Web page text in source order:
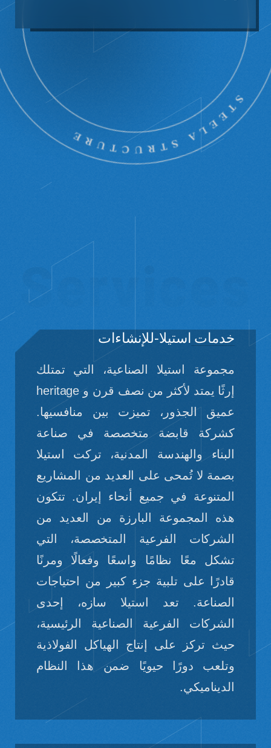
Services
خدمات استیلا-للإنشاءات
مجموعة استيلا الصناعية، التي تمتلك
إرثًا يمتد لأكثر من نصف قرن و heritage
عميق الجذور، تميزت بين منافسيها.
كشركة قابضة متخصصة في صناعة
البناء والهندسة المدنية، تركت استيلا
بصمة لا تُمحى على العديد من المشاريع
المتنوعة في جميع أنحاء إيران. تتكون
هذه المجموعة البارزة من العديد من
الشركات الفرعية المتخصصة، التي
تشكل معًا نظامًا واسعًا وفعالًا ومرنًا
قادرًا على تلبية جزء كبير من احتياجات
الصناعة. تعد استيلا سازه، إحدى
الشركات الفرعية الصناعية الرئيسية،
حيث تركز على إنتاج الهياكل الفولاذية
وتلعب دورًا حيويًا ضمن هذا النظام
الديناميكي.